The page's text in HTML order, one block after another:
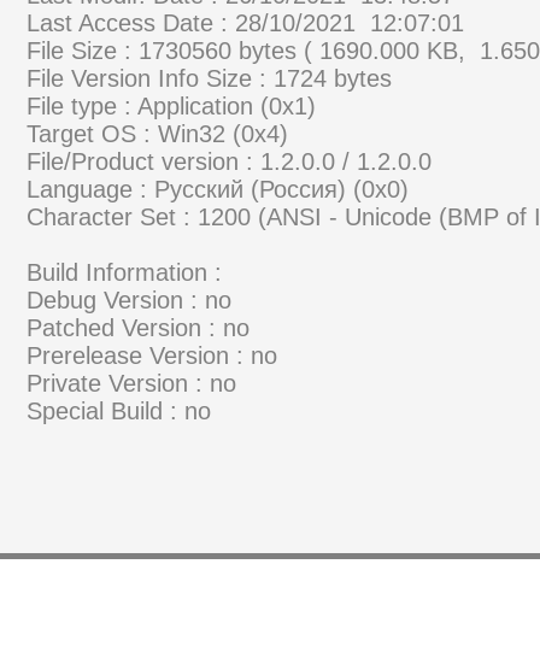
Last Access Date : 28/10/2021 12:07:01
File Size : 1730560 bytes ( 1690.000 KB,
File Version Info Size : 1724 bytes
File type : Application (0x1)
Target OS : Win32 (0x4)
File/Product version : 1.2.0.0 / 1.2.0.0
Language : Русский (Россия) (0x0)
Character Set : 1200 (ANSI - Unicode (BMP of
Build Information :
Debug Version : no
Patched Version : no
Prerelease Version : no
Private Version : no
Special Build : no